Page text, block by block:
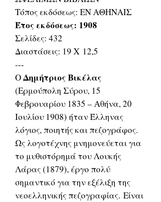
Τόπος εκδόσεως: ΕΝ ΑΘΗΝΑΙΣ
Έτος εκδόσεως: 1908
Σελίδες: 432
Διαστάσεις: 19 Χ 12,5
---
ΟΔημήτριος Βικέλας
(Ερμούπολη Σύρου, 15
Φεβρουαρίου 1835 – Αθήνα, 20
Ιουλίου 1908) ήταν Έλληνας
λόγιος, ποιητής και πεζογράφος.
Ως λογοτέχνης μνημονεύεται για
το μυθιστόρημά του Λουκής
Λάρας (1879), έργο πολύ
σημαντικό για την εξέλιξη της
νεοελληνικής πεζογραφίας. Είναι